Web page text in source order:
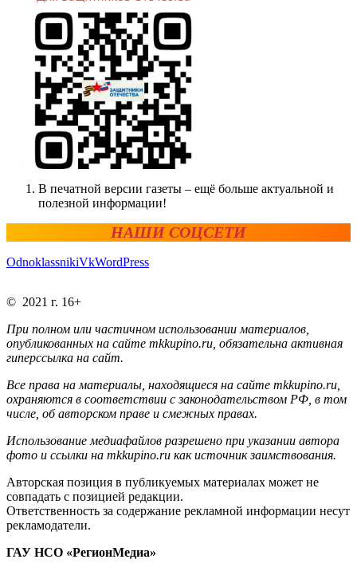
В печатной версии газеты – ещё больше актуальной и
полезной информации!
НАШИ СОЦСЕТИ
OdnoklassnikiVkWordPress
© 2021 г. 16+
При полном или частичном использовании материалов,
опубликованных на сайте mkkupino.ru, обязательна активная
гиперссылка на сайт.
Все права на материалы, находящиеся на сайте mkkupino.ru,
охраняются в соответствии с законодательством РФ, в том
числе, об авторском праве и смежных правах.
Использование медиафайлов разрешено при указании автора
фото и ссылки на mkkupino.ru как источник заимствования.
Авторская позиция в публикуемых материалах может не
совпадать с позицией редакции.
Ответственность за содержание рекламной информации несут
рекламодатели.
ГАУ НСО «РегионМедиа»